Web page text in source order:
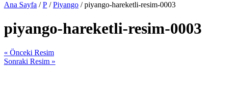
Ana Sayfa /P /Piyango / piyango-hareketli-resim-0003
piyango-hareketli-resim-0003
« Önceki Resim
Sonraki Resim »